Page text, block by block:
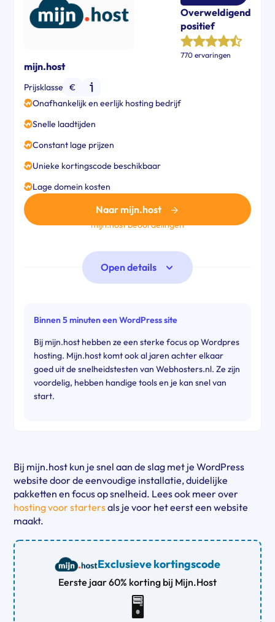
mijn.host
Prijsklasse
€
Onafhankelijk en eerlijk hosting bedrijf
Snelle laadtijden
Constant lage prijzen
Unieke kortingscode beschikbaar
Lage domein kosten
Overweldigend
positief
770 ervaringen
Naar mijn.host
mijn.host beoordelingen
Open details
Binnen 5 minuten een WordPress site
Bij mijn.host hebben ze een sterke focus op Wordpres
hosting. Mijn.host komt ook al jaren achter elkaar
goed uit de snelheidstesten van Webhosters.nl. Ze zijn
voordelig, hebben handige tools en je kan snel van
start.
Bij mijn.host kun je snel aan de slag met je WordPress
website door de eenvoudige installatie, duidelijke
pakketten en focus op snelheid. Lees ook meer over
hosting voor startersals je voor het eerst een website
maakt.
Exclusieve kortingscode
Eerste jaar 60% korting bij Mijn.Host
🖥️